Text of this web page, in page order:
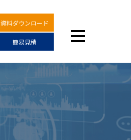
資料ダウンロード
簡易見積